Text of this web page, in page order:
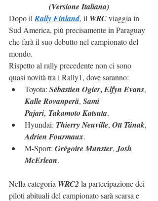
(Versione Italiana)
Dopo il Rally Finland, il WRC viaggia in
Sud America, più precisamente in Paraguay
che farà il suo debutto nel campionato del
mondo.
Rispetto al rally precedente non ci sono
quasi novità tra i Rally1, dove saranno:
Toyota: Sébastien Ogier, Elfyn Evans,
Kalle Rovanperä, Sami
Pajari, Takamoto Katsuta.
Hyundai: Thierry Neuville, Ott Tänak,
Adrien Fourmaux.
M-Sport: Grégoire Munster, Josh
McErlean.
Nella categoria WRC2 la partecipazione dei
piloti abituali del campionato sarà scarsa e